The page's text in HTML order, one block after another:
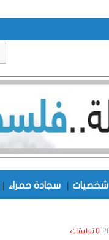
شخصيات | سجادة حمراء |
0 تعليقات